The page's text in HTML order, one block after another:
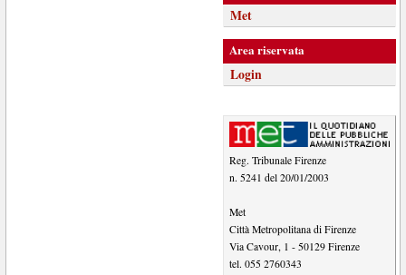
Met
Area riservata
Login
Reg. Tribunale Firenze
n. 5241 del 20/01/2003
Met
Città Metropolitana di Firenze
Via Cavour, 1 - 50129 Firenze
tel. 055 2760343